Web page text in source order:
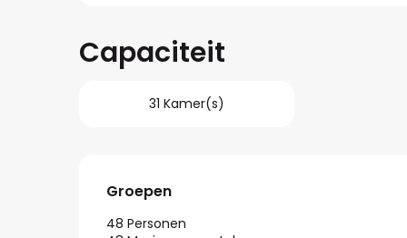
Capaciteit
31 Kamer(s)
Groepen
Groepen
48 Personen